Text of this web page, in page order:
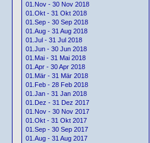
01.Nov - 30 Nov 2018
01.Okt - 31 Okt 2018
01.Sep - 30 Sep 2018
01.Aug - 31 Aug 2018
01.Jul - 31 Jul 2018
01.Jun - 30 Jun 2018
01.Mai - 31 Mai 2018
01.Apr - 30 Apr 2018
01.Mär - 31 Mär 2018
01.Feb - 28 Feb 2018
01.Jan - 31 Jan 2018
01.Dez - 31 Dez 2017
01.Nov - 30 Nov 2017
01.Okt - 31 Okt 2017
01.Sep - 30 Sep 2017
01.Aug - 31 Aug 2017